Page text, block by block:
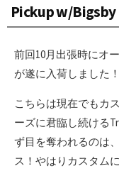
Pickup w/Bigsby
前回10月出張時にオ
が遂に入荷しました！
こちらは現在でもカ
ーズに君臨し続ける
ず目を奪われるのは
ス！やはりカスタム